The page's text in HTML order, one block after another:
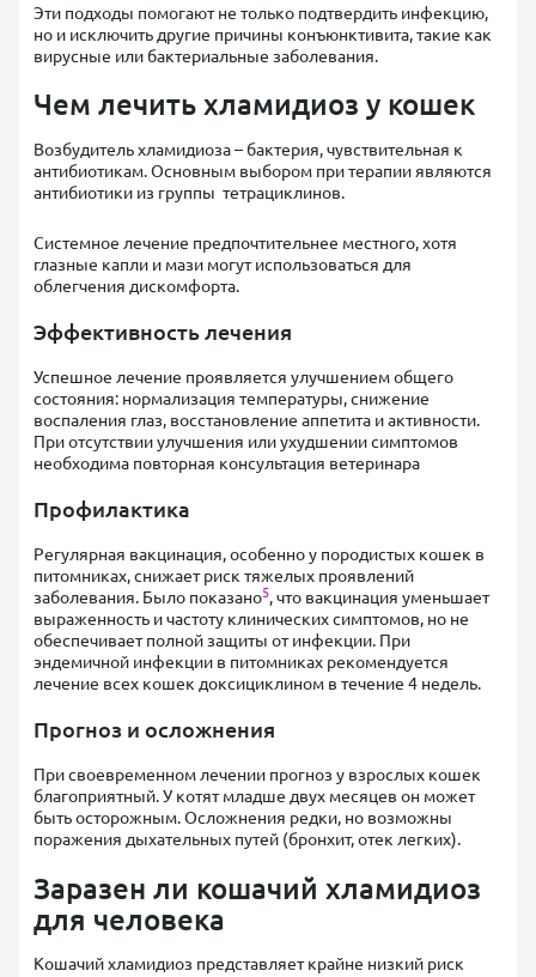
Эти подходы помогают не только подтвердить инфекцию,
но и исключить другие причины конъюнктивита, такие как
вирусные или бактериальные заболевания.
Чем лечить хламидиоз у кошек
Возбудитель хламидиоза – бактерия, чувствительная к
антибиотикам. Основным выбором при терапии являются
антибиотики из группы тетрациклинов.
Системное лечение предпочтительнее местного, хотя
глазные капли и мази могут использоваться для
облегчения дискомфорта.
Эффективность лечения
Успешное лечение проявляется улучшением общего
состояния: нормализация температуры, снижение
воспаления глаз, восстановление аппетита и активности.
При отсутствии улучшения или ухудшении симптомов
необходима повторная консультация ветеринара​
Профилактика
Регулярная вакцинация, особенно у породистых кошек в
питомниках, снижает риск тяжелых проявлений
заболевания. Было показано5, что вакцинация уменьшает
выраженность и частоту клинических симптомов, но не
обеспечивает полной защиты от инфекции. При
эндемичной инфекции в питомниках рекомендуется
лечение всех кошек доксициклином в течение 4 недель​.
Прогноз и осложнения
При своевременном лечении прогноз у взрослых кошек
благоприятный. У котят младше двух месяцев он может
быть осторожным. Осложнения редки, но возможны
поражения дыхательных путей (бронхит, отек легких).
Заразен ли кошачий хламидиоз
для человека
Кошачий хламидиоз представляет крайне низкий риск